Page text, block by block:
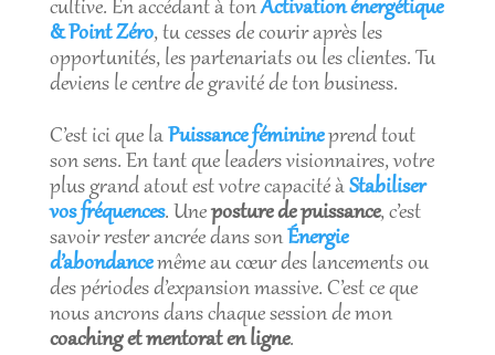
cultive. En accédant à tonActivation énergétique
& Point Zéro, tu cesses de courir après les
opportunités, les partenariats ou les clientes. Tu
deviens le centre de gravité de ton business.
C’est ici que laPuissance féminineprend tout
son sens. En tant que leaders visionnaires, votre
plus grand atout est votre capacité àStabiliser
vos fréquences. Uneposture de puissance, c’est
savoir rester ancrée dans sonÉnergie
d’abondancemême au cœur des lancements ou
des périodes d’expansion massive. C’est ce que
nous ancrons dans chaque session de mon
coaching et mentorat en ligne.